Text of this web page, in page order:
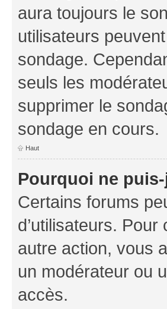
aura toujours le
utilisateurs
sondage.
seuls les
supprimer le
sondage en cours.
Haut
Pourquoi ne
Certains forums
d’utilisateurs.
autre action, vous
un modérateur ou
accès.